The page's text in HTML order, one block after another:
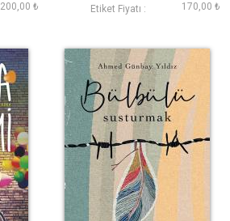
200,00 ₺ Etiket Fiyatı : 170,00 ₺